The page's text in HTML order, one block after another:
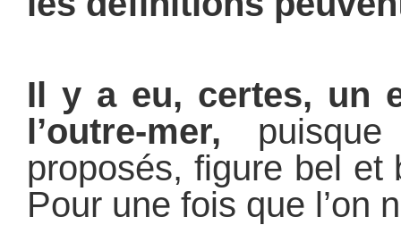
Il y a eu, certes, un
l’outre-mer,
proposés, figure bel et
Pour une fois que l’on